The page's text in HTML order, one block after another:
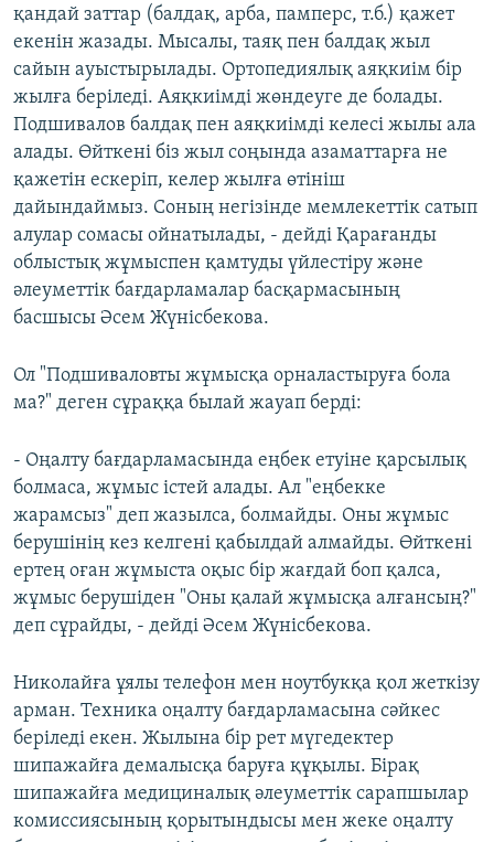
қандай заттар (балдақ, арба, памперс, т.б.) қажет
екенін жазады. Мысалы, таяқ пен балдақ жыл
сайын ауыстырылады. Ортопедиялық аяқкиім бір
жылға беріледі. Аяқкиімді жөндеуге де болады.
Подшивалов балдақ пен аяқкиімді келесі жылы ала
алады. Өйткені біз жыл соңында азаматтарға не
қажетін ескеріп, келер жылға өтініш
дайындаймыз. Соның негізінде мемлекеттік сатып
алулар сомасы ойнатылады, - дейді Қарағанды
облыстық жұмыспен қамтуды үйлестіру және
әлеуметтік бағдарламалар басқармасының
басшысы Әсем Жүнісбекова.
Ол "Подшиваловты жұмысқа орналастыруға бола
ма?" деген сұраққа былай жауап берді:
- Оңалту бағдарламасында еңбек етуіне қарсылық
болмаса, жұмыс істей алады. Ал "еңбекке
жарамсыз" деп жазылса, болмайды. Оны жұмыс
берушінің кез келгені қабылдай алмайды. Өйткені
ертең оған жұмыста оқыс бір жағдай боп қалса,
жұмыс берушіден "Оны қалай жұмысқа алғансың?"
деп сұрайды, - дейді Әсем Жүнісбекова.
Николайға ұялы телефон мен ноутбукқа қол жеткізу
арман. Техника оңалту бағдарламасына сәйкес
беріледі екен. Жылына бір рет мүгедектер
шипажайға демалысқа баруға құқылы. Бірақ
шипажайға медициналық әлеуметтік сарапшылар
комиссиясының қорытындысы мен жеке оңалту